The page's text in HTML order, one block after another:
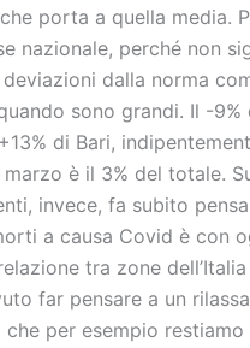
porta a quella media.
nazionale, perché non
dalla norma
sono grandi. Il -
di Bari,
è il 3% del totale.
invece, fa subito
a causa Covid è con
tra zone
far pensare a un
che per esempio